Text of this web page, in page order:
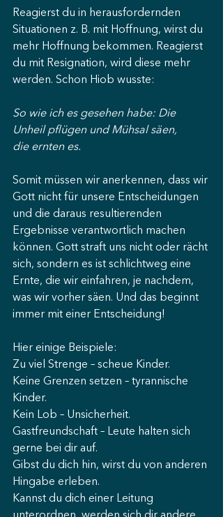
Reagierst du in herausfordernden
Situationen z. B. mit Hoffnung, wirst du
mehr Hoffnung bekommen. Reagierst
du mit Resignation, wird diese mehr
werden. Schon Hiob wusste:
So wie ich es gesehen habe: Die
Unheil pflügen und Mühsal säen,
die ernten es.
Somit müssen wir anerkennen, dass wir
Gott nicht für unsere Entscheidungen
und die daraus resultierenden
Ergebnisse verantwortlich machen
können. Gott straft uns nicht oder rächt
sich, sondern es ist schlichtweg eine
Ernte, die wir einfahren, je nachdem,
was wir vorher säen. Und das beginnt
immer mit einer Entscheidung!
Hier einige Beispiele:
Zu viel Strenge – scheue Kinder.
Keine Grenzen setzen – tyrannische
Kinder.
Kein Lob – Unsicherheit.
Gastfreundschaft – Leute halten sich
gerne bei dir auf.
Gibst du dich hin, wirst du von anderen
Hingabe erleben.
Kannst du dich einer Leitung